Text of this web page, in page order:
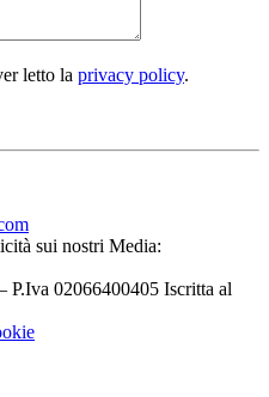
letto la privacy policy.
sui nostri Media:
02066400405 Iscritta al